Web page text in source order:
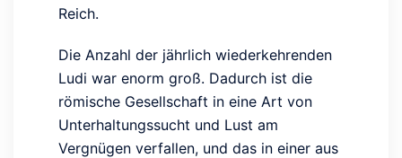
Reich.
Die Anzahl der jährlich wiederkehrenden
Ludi war enorm groß. Dadurch ist die
römische Gesellschaft in eine Art von
Unterhaltungssucht und Lust am
Vergnügen verfallen, und das in einer aus